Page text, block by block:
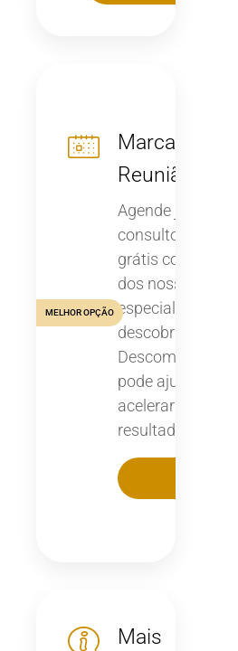
Marcar
Reunião
Agende já uma
consultoria online
grátis com um
dos nossos
especialistas para
descobrir como a
Descomplicar
pode ajudar a
acelerar os seus
resultados.
MELHOR OPÇÃO
Mais